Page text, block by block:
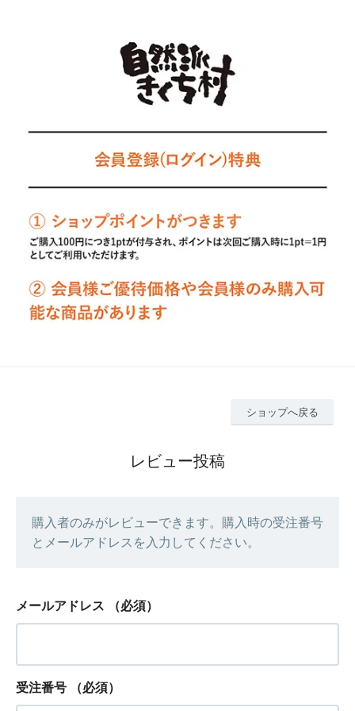
ショップへ戻る
レビュー投稿
購入者のみがレビューできます。購入時の受注番号
とメールアドレスを入力してください。
メールアドレス （必須）
受注番号 （必須）